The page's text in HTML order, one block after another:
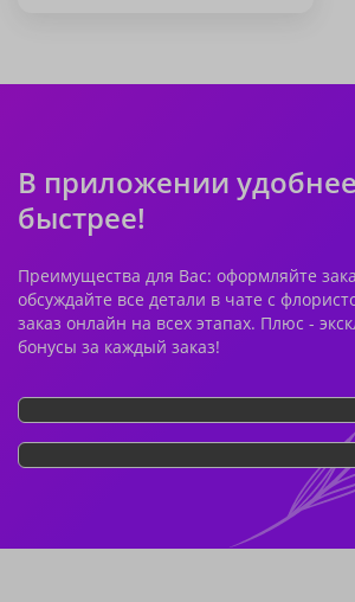
В приложении
быстрее!
Преимущества для Вас: оформляйте
обсуждайте все детали в чате с
заказ онлайн на всех этапах. Плюс -
бонусы за каждый заказ!